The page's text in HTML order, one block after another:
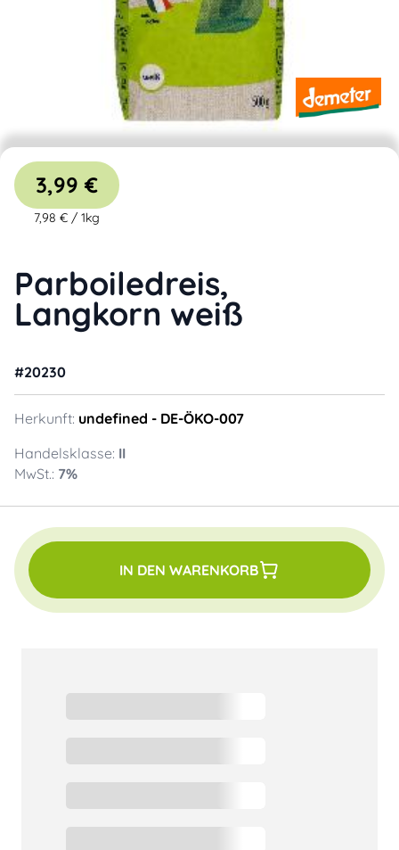
Parboiledreis,
Langkorn weiß
#20230
Herkunft: undefined - DE-ÖKO-007
Handelsklasse: II
MwSt.: 7%
3,99 €
7,98 € / 1kg
IN DEN WARENKORB